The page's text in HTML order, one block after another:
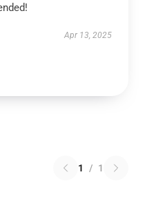
Apr 13, 2025
1 / 1